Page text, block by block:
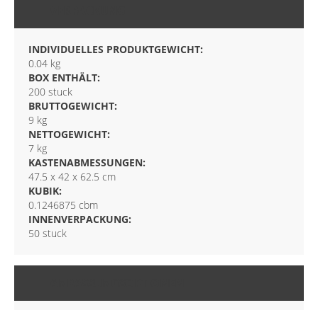
INDIVIDUELLES PRODUKTGEWICHT:
0.04 kg
BOX ENTHÄLT:
200 stuck
BRUTTOGEWICHT:
9 kg
NETTOGEWICHT:
7 kg
KASTENABMESSUNGEN:
47.5 x 42 x 62.5 cm
KUBIK:
0.1246875 cbm
INNENVERPACKUNG:
50 stuck